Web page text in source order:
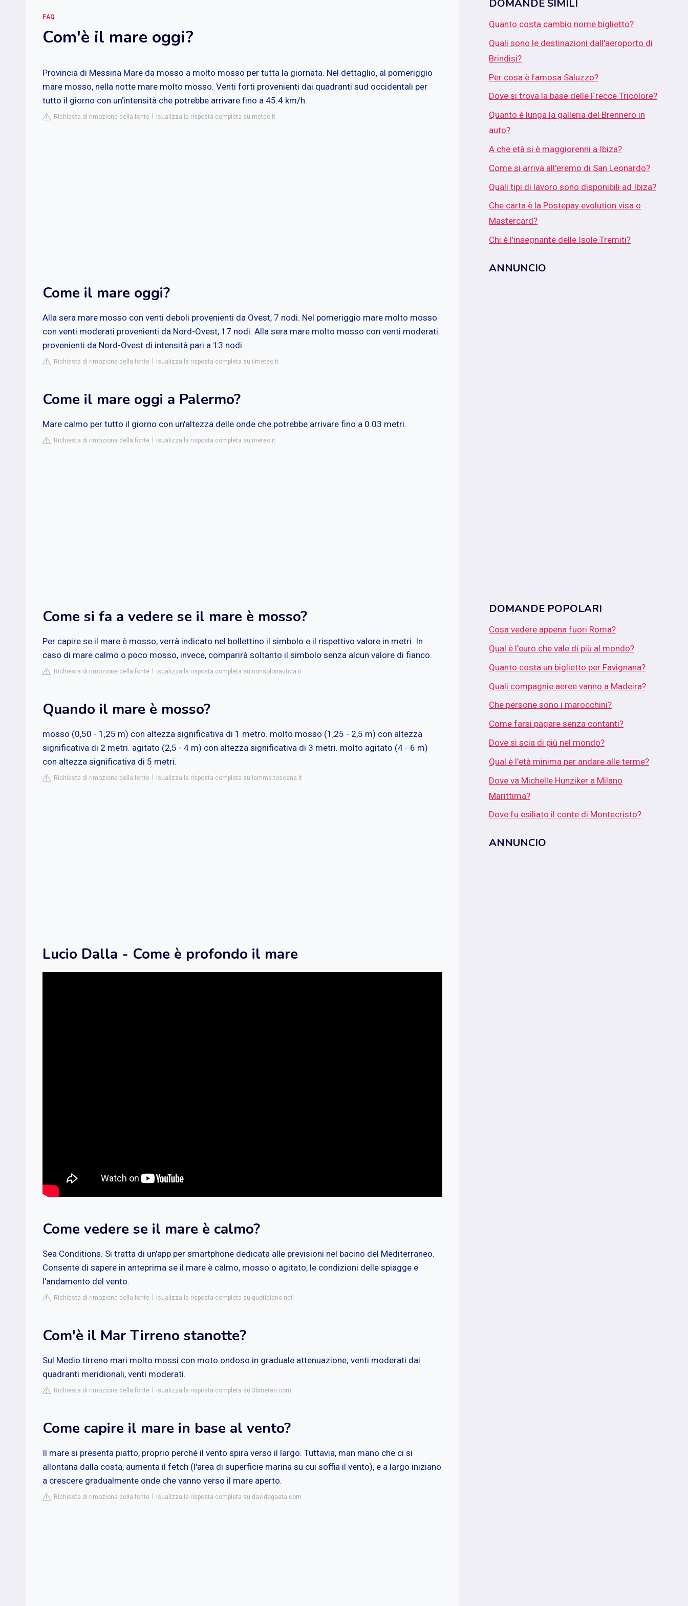
FAQ
Com'è il mare oggi?
Provincia di Messina Mare da mosso a molto mosso per tutta la giornata. Nel dettaglio, al pomeriggio
mare mosso, nella notte mare molto mosso. Venti forti provenienti dai quadranti sud occidentali per
tutto il giorno con un'intensità che potrebbe arrivare fino a 45.4 km/h.
Richiesta di rimozione della fonte isualizza la risposta completa su meteo.it
Come il mare oggi?
Alla sera mare mosso con venti deboli provenienti da Ovest, 7 nodi. Nel pomeriggio mare molto mosso
con venti moderati provenienti da Nord-Ovest, 17 nodi. Alla sera mare molto mosso con venti moderati
provenienti da Nord-Ovest di intensità pari a 13 nodi.
Richiesta di rimozione della fonte isualizza la risposta completa su ilmeteo.it
Come il mare oggi a Palermo?
Mare calmo per tutto il giorno con un'altezza delle onde che potrebbe arrivare fino a 0.03 metri.
Richiesta di rimozione della fonte isualizza la risposta completa su meteo.it
Come si fa a vedere se il mare è mosso?
Per capire se il mare è mosso, verrà indicato nel bollettino il simbolo e il rispettivo valore in metri. In
caso di mare calmo o poco mosso, invece, comparirà soltanto il simbolo senza alcun valore di fianco.
Richiesta di rimozione della fonte isualizza la risposta completa su nonsolonautica.it
Quando il mare è mosso?
mosso (0,50 - 1,25 m) con altezza significativa di 1 metro. molto mosso (1,25 - 2,5 m) con altezza
significativa di 2 metri. agitato (2,5 - 4 m) con altezza significativa di 3 metri. molto agitato (4 - 6 m)
con altezza significativa di 5 metri.
Richiesta di rimozione della fonte isualizza la risposta completa su lamma.toscana.it
Lucio Dalla - Come è profondo il mare
Come vedere se il mare è calmo?
Sea Conditions. Si tratta di un'app per smartphone dedicata alle previsioni nel bacino del Mediterraneo.
Consente di sapere in anteprima se il mare è calmo, mosso o agitato, le condizioni delle spiagge e
l'andamento del vento.
Richiesta di rimozione della fonte isualizza la risposta completa su quotidiano.net
Com'è il Mar Tirreno stanotte?
Sul Medio tirreno mari molto mossi con moto ondoso in graduale attenuazione; venti moderati dai
quadranti meridionali, venti moderati.
Richiesta di rimozione della fonte isualizza la risposta completa su 3bmeteo.com
Come capire il mare in base al vento?
Il mare si presenta piatto, proprio perché il vento spira verso il largo. Tuttavia, man mano che ci si
allontana dalla costa, aumenta il fetch (l'area di superficie marina su cui soffia il vento), e a largo iniziano
a crescere gradualmente onde che vanno verso il mare aperto.
Richiesta di rimozione della fonte isualizza la risposta completa su davidegaeta.com
DOMANDE SIMILI
Quanto costa cambio nome biglietto?
Quali sono le destinazioni dall'aeroporto di
Brindisi?
Per cosa è famosa Saluzzo?
Dove si trova la base delle Frecce Tricolore?
Quanto è lunga la galleria del Brennero in
auto?
A che età si è maggiorenni a Ibiza?
Come si arriva all'eremo di San Leonardo?
Quali tipi di lavoro sono disponibili ad Ibiza?
Che carta è la Postepay evolution visa o
Mastercard?
Chi è l'insegnante delle Isole Tremiti?
ANNUNCIO
DOMANDE POPOLARI
Cosa vedere appena fuori Roma?
Qual è l'euro che vale di più al mondo?
Quanto costa un biglietto per Favignana?
Quali compagnie aeree vanno a Madeira?
Che persone sono i marocchini?
Come farsi pagare senza contanti?
Dove si scia di più nel mondo?
Qual è l'età minima per andare alle terme?
Dove va Michelle Hunziker a Milano
Marittima?
Dove fu esiliato il conte di Montecristo?
ANNUNCIO